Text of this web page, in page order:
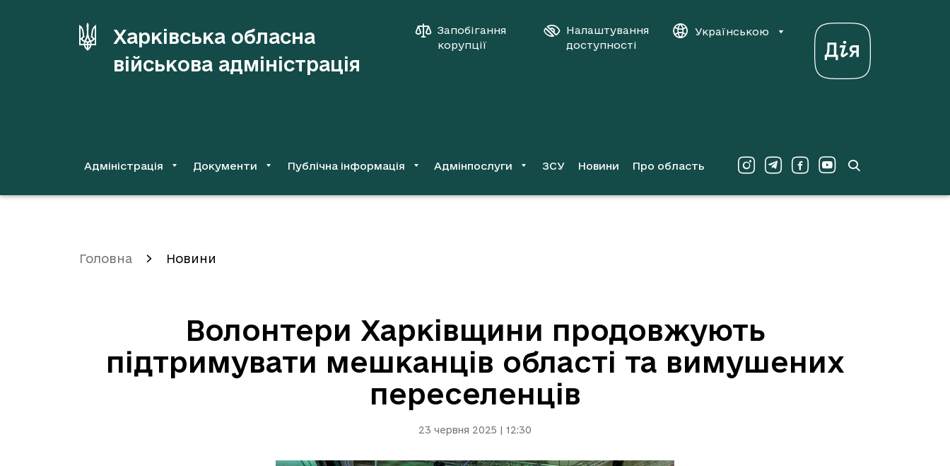
Харківська обласна
військова адміністрація
Запобігання
корупції
Налаштування
доступності
Українською
Адміністрація Документи Публічна інформація Адмінпослуги ЗСУ Новини Про область
Головна Новини
Волонтери Харківщини продовжують
підтримувати мешканців області та вимушених
переселенців
23 червня 2025 | 12:30